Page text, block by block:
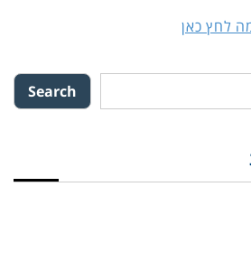
לחץ כאן
Search